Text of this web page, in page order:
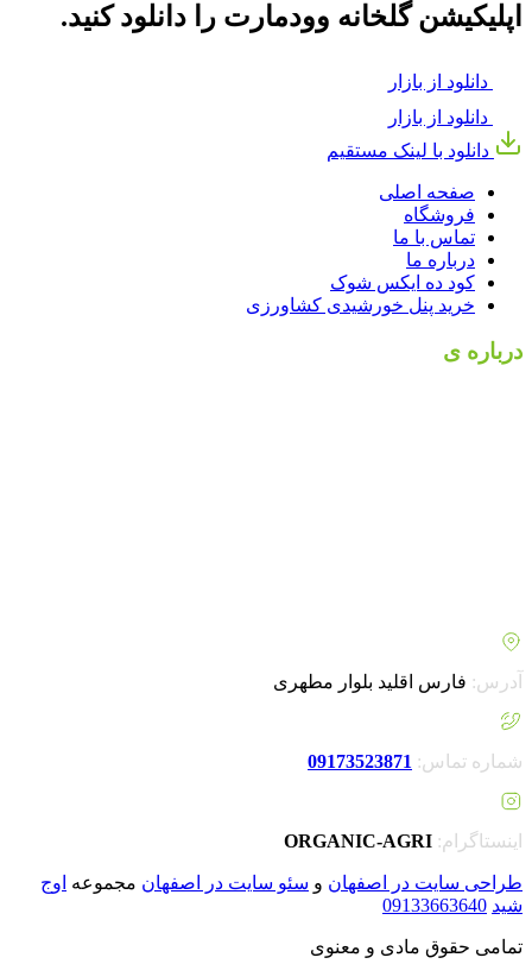
اپلیکیشن گلخانه وودمارت را دانلود کنید.
دانلود از بازار
دانلود از بازار
دانلود با لینک مستقیم
صفحه اصلی
فروشگاه
تماس با ما
درباره ما
کود ده ایکس شوک
خرید پنل خورشیدی کشاورزی
درباره ی
آدرس: فارس اقلید بلوار مطهری
شماره تماس: 09173523871
اینستاگرام: ORGANIC-AGRI
طراحی سایت در اصفهان و سئو سایت در اصفهان مجموعه اوج
شید 09133663640
تمامی حقوق مادی و معنوی